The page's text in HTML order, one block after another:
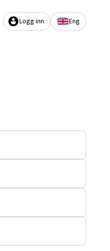
Logg inn Eng